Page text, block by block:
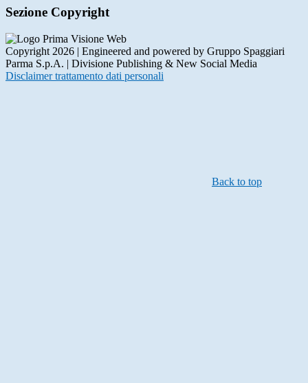
Sezione Copyright
Copyright 2026 | Engineered and powered by Gruppo Spaggiari
Parma S.p.A. | Divisione Publishing & New Social Media
Disclaimer trattamento dati personali
Back to top